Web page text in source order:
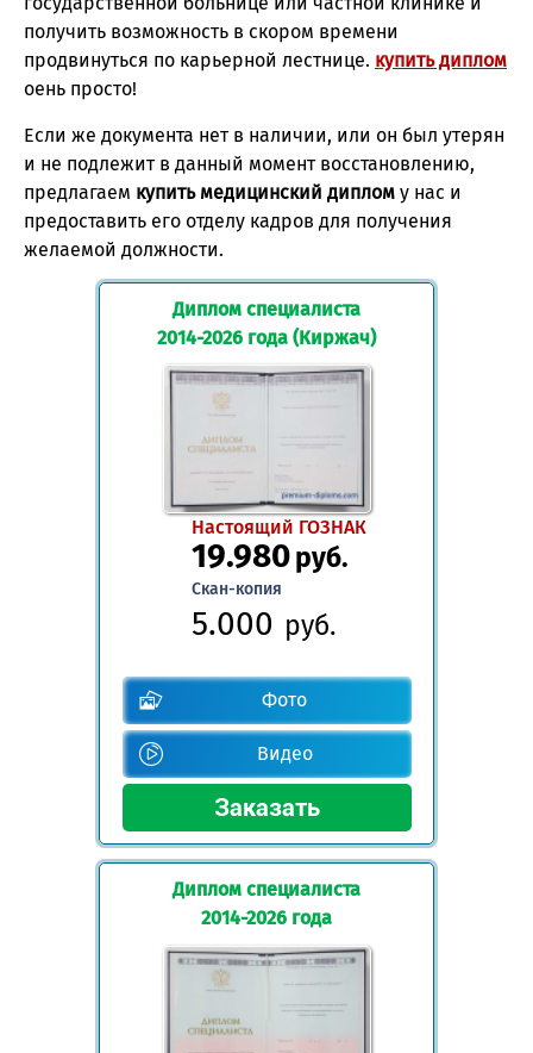
получить возможность в скором времени
продвинуться по карьерной лестнице. купить диплом
оень просто!
Если же документа нет в наличии, или он был утерян
и не подлежит в данный момент восстановлению,
предлагаем купить медицинский диплом у нас и
предоставить его отделу кадров для получения
желаемой должности.
Диплом специалиста
2014-2026 года (Киржач)
Настоящий ГОЗНАК
19.980руб.
Скан-копия
5.000 руб.
Фото
Видео
Диплом специалиста
2014-2026 года